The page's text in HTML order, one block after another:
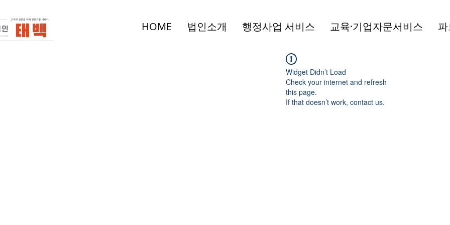
HOME 법인소개 행정사업 서비스 교육·기업자문서비스
Widget Didn’t Load
Check your internet and refresh
this page.
If that doesn’t work, contact us.